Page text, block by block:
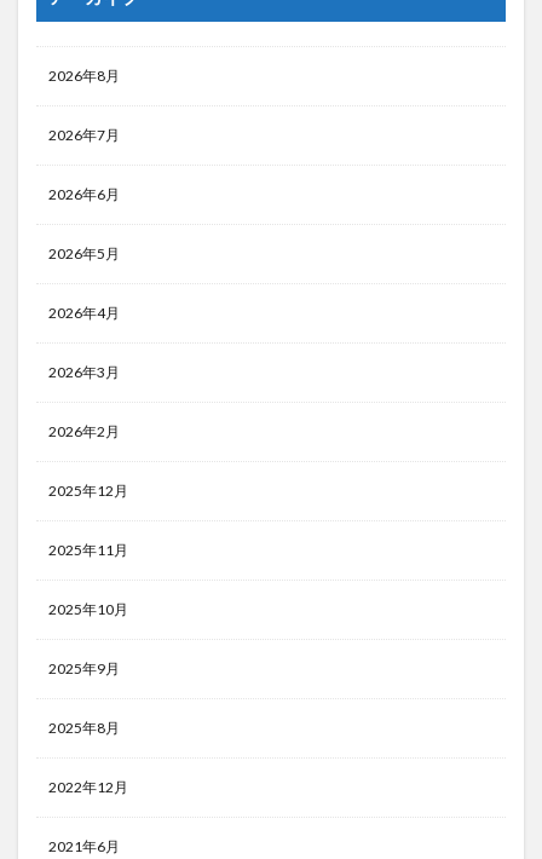
2026年8月
2026年7月
2026年6月
2026年5月
2026年4月
2026年3月
2026年2月
2025年12月
2025年11月
2025年10月
2025年9月
2025年8月
2022年12月
2021年6月